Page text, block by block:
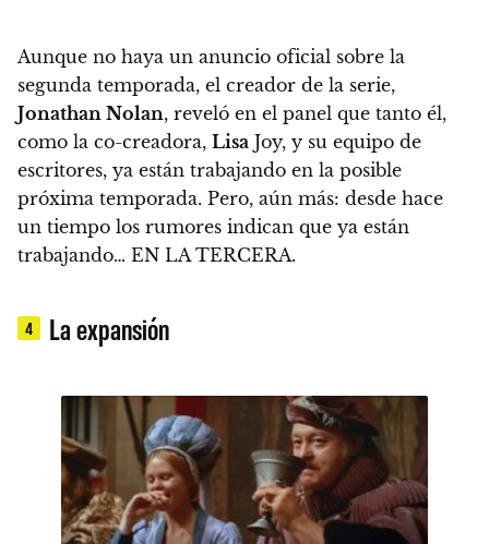
Aunque no haya un anuncio oficial sobre la
segunda temporada, el creador de la serie,
Jonathan Nolan, reveló en el panel que tanto él,
como la co-creadora, Lisa Joy, y su equipo de
escritores, ya están trabajando en la posible
próxima temporada. Pero, aún más: desde hace
un tiempo los rumores indican que ya están
trabajando… EN LA TERCERA.
4 La expansión